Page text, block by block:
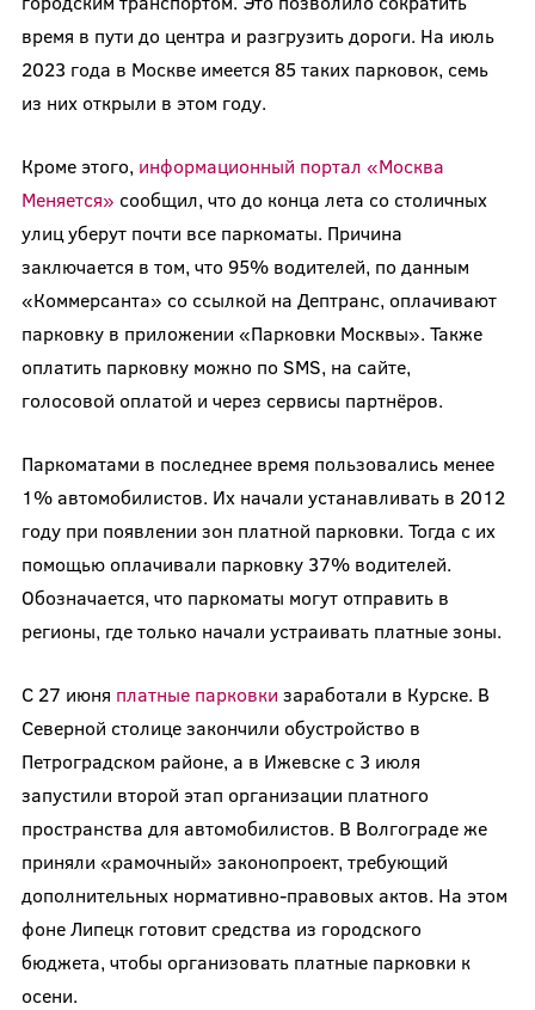
время в пути до центра и разгрузить дороги. На июль
2023 года в Москве имеется 85 таких парковок, семь
из них открыли в этом году.
Кроме этого, информационный портал «Москва
Меняется» сообщил, что до конца лета со столичных
улиц уберут почти все паркоматы. Причина
заключается в том, что 95% водителей, по данным
«Коммерсанта» со ссылкой на Дептранс, оплачивают
парковку в приложении «Парковки Москвы». Также
оплатить парковку можно по SMS, на сайте,
голосовой оплатой и через сервисы партнёров.
Паркоматами в последнее время пользовались менее
1% автомобилистов. Их начали устанавливать в 2012
году при появлении зон платной парковки. Тогда с их
помощью оплачивали парковку 37% водителей.
Обозначается, что паркоматы могут отправить в
регионы, где только начали устраивать платные зоны.
С 27 июня платные парковки заработали в Курске. В
Северной столице закончили обустройство в
Петроградском районе, а в Ижевске с 3 июля
запустили второй этап организации платного
пространства для автомобилистов. В Волгограде же
приняли «рамочный» законопроект, требующий
дополнительных нормативно-правовых актов. На этом
фоне Липецк готовит средства из городского
бюджета, чтобы организовать платные парковки к
осени.